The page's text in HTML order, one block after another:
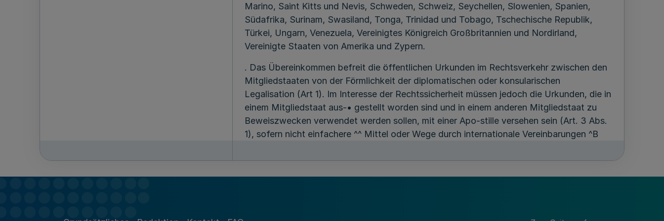
Marino, Saint Kitts und Nevis, Schweden, Schweiz, Seychellen, Slowenien, Spanien,
Südafrika, Surinam, Swasiland, Tonga, Trinidad und Tobago, Tschechische Republik,
Türkei, Ungarn, Venezuela, Vereinigtes Königreich Großbritannien und Nordirland,
Vereinigte Staaten von Amerika und Zypern.
. Das Übereinkommen befreit die öffentlichen Urkunden im Rechtsverkehr zwischen den
Mitgliedstaaten von der Förmlichkeit der diplomatischen oder konsularischen
Legalisation (Art 1). Im Interesse der Rechtssicherheit müssen jedoch die Urkunden, die in
einem Mitgliedstaat aus-• gestellt worden sind und in einem anderen Mitgliedstaat zu
Beweiszwecken verwendet werden sollen, mit einer Apo-stille versehen sein (Art. 3 Abs.
1), sofern nicht einfachere ^^ Mittel oder Wege durch internationale Vereinbarungen ^B
RdErl. v. 15.11.1959 (SMB1. NW. 2010) verwiesen.